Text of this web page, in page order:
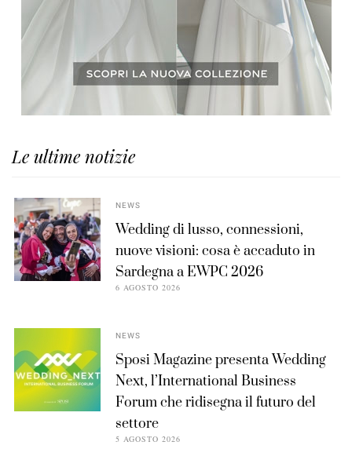
Le ultime notizie
NEWS
Wedding di lusso, connessioni,
nuove visioni: cosa è accaduto in
Sardegna a EWPC 2026
6 AGOSTO 2026
NEWS
Sposi Magazine presenta Wedding
Next, l’International Business
Forum che ridisegna il futuro del
settore
5 AGOSTO 2026